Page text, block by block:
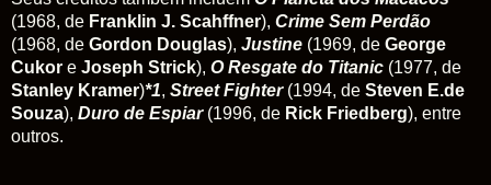
(1968, de Franklin J. Scahffner), Crime Sem Perdão
(1968, de Gordon Douglas), Justine (1969, de George
Cukor e Joseph Strick), O Resgate do Titanic (1977, de
Stanley Kramer)*1, Street Fighter(1994, de Steven E.de
Souza), Duro de Espiar (1996, de Rick Friedberg), entre
outros.